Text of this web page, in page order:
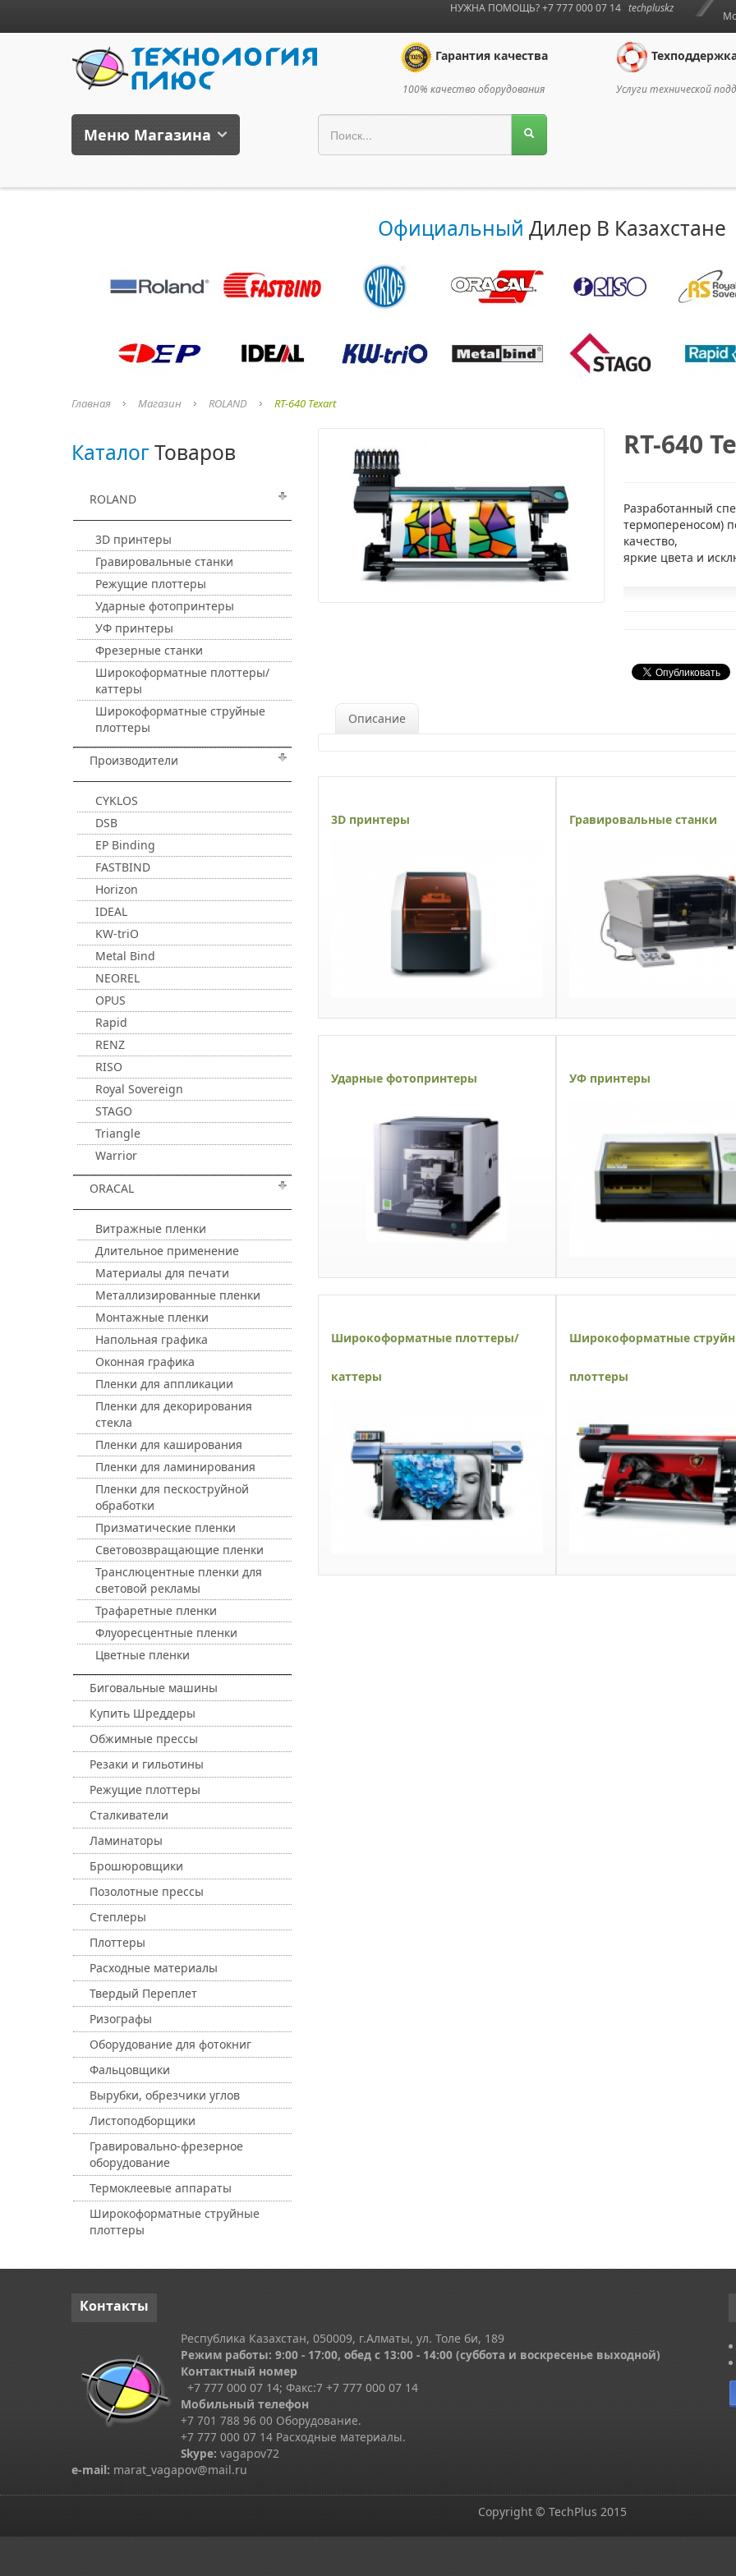
НУЖНА ПОМОЩЬ? +7 777 000 07 14 techpluskz
Гарантия качества
100% качество оборудования Услуги технической
Меню Магазина
Официальный Дилер В Казахстане
Главная Магазин ROLAND RT-640 Texart
КаталогТоваров
ROLAND
3D принтеры
Гравировальные станки
Режущие плоттеры
Ударные фотопринтеры
УФ принтеры
Фрезерные станки
Широкоформатные плоттеры/
каттеры
Широкоформатные струйные
плоттеры
Производители
CYKLOS
DSB
EP Binding
FASTBIND
Horizon
IDEAL
KW-triO
Metal Bind
NEOREL
OPUS
Rapid
RENZ
RISO
Royal Sovereign
STAGO
Triangle
Warrior
ORACAL
Витражные пленки
Длительное применение
Материалы для печати
Металлизированные пленки
Монтажные пленки
Напольная графика
Оконная графика
Пленки для аппликации
Пленки для декорирования
стекла
Пленки для каширования
Пленки для ламинирования
Пленки для пескоструйной
обработки
Призматические пленки
Световозвращающие пленки
Транслюцентные пленки для
световой рекламы
Трафаретные пленки
Флуоресцентные пленки
Цветные пленки
Биговальные машины
Купить Шреддеры
Обжимные прессы
Резаки и гильотины
Режущие плоттеры
Сталкиватели
Ламинаторы
Брошюровщики
Позолотные прессы
Степлеры
Плоттеры
Расходные материалы
Твердый Переплет
Ризографы
Оборудование для фотокниг
Фальцовщики
Вырубки, обрезчики углов
Листоподборщики
Гравировально-фрезерное
оборудование
Термоклеевые аппараты
Широкоформатные струйные
плоттеры
RT-640
Разработанный
термопереносом)
качество,
яркие цвета и
Описание
3D принтеры Гравировальные станки
Ударные фотопринтеры УФ принтеры
Широкоформатные плоттеры/
каттеры
Широкоформатные
плоттеры
Контакты
Республика Казахстан, 050009, г.Алматы, ул. Толе би, 189
Режим работы: 9:00 - 17:00, обед с 13:00 - 14:00 (суббота и воскресенье выходной)
Контактный номер
+7 777 000 07 14; Факс:7 +7 777 000 07 14
Мобильный телефон
+7 701 788 96 00 Оборудование.
+7 777 000 07 14 Расходные материалы.
Skype: vagapov72
e-mail: marat_vagapov@mail.ru
Copyright © TechPlus 2015